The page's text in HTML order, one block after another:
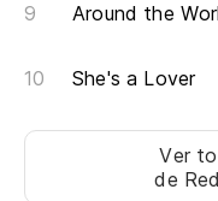
Around the
She's a Lover
Ver
de